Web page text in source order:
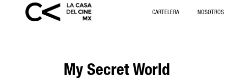
CARTELERA NOSOTROS
My Secret World